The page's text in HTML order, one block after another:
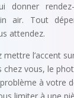
donner
air. Tout
attendez.
mettre l’accent
chez vous, le
à votre